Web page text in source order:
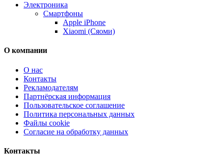
Электроника
Смартфоны
Apple iPhone
Xiaomi (Сяоми)
О компании
О нас
Контакты
Рекламодателям
Партнёрская информация
Пользовательское соглашение
Политика персональных данных
Файлы cookie
Согласие на обработку данных
Контакты